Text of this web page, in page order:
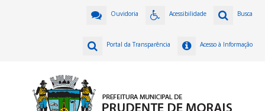
Busca
Acessibilidade
Ouvidoria
Acesso à Informação
Portal da Transparência